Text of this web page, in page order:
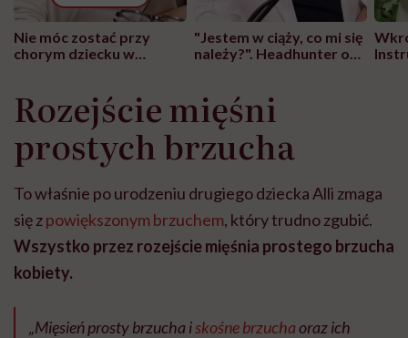
Nie móc zostać przy
chorym dziecku w
może chyba tylko
głupota i brak
wyobraźni"
"Jestem w ciąży, co mi się
należy?". Headhunter o
pracy
Rozejście mięśni
prostych brzucha
To właśnie po urodzeniu drugiego dziecka Alli zmaga
się zpowiększonym brzuchem, który trudno zgubić.
Wszystko przez rozejście mięśnia prostego brzucha
kobiety.
„Mięsień prosty brzucha iskośne brzuchaoraz ich